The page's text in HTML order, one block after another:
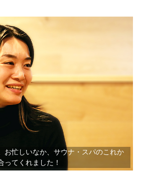
お忙しいなか、サウナ・スパのこれか
ってくれました！